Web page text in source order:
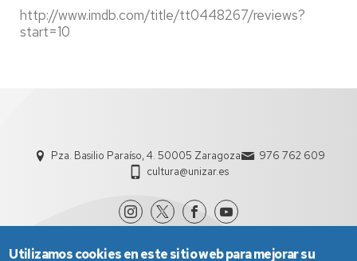
http://www.imdb.com/title/tt0448267/reviews?
start=10
Pza. Basilio Paraíso, 4. 50005 Zaragoza
976 762 609
cultura@unizar.es
Utilizamos cookies en este sitio web para mejorar su